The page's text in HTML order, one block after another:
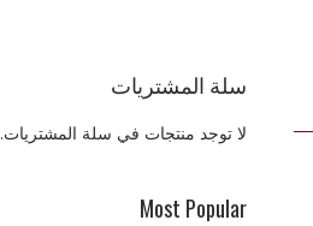
سلة المشتريات
لا توجد منتجات في سلة المشتريات.
Most Popular